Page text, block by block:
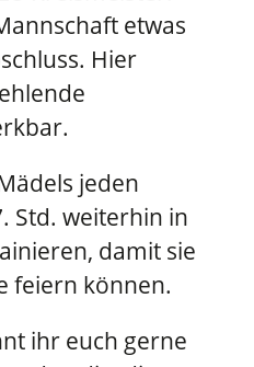
etwas
Hier
jeden
Std. weiterhin in
damit sie
feiern können.
ihr euch gerne